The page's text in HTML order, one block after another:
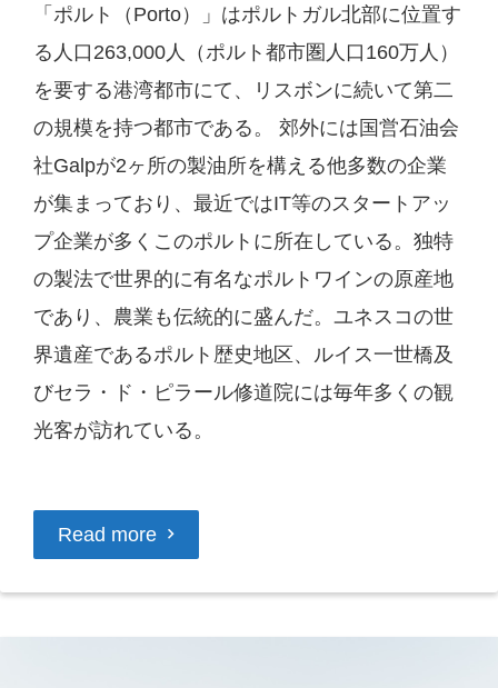
「ポルト（Porto）」はポルトガル北部に位置す
る人口263,000人（ポルト都市圏人口160万人）
を要する港湾都市にて、リスボンに続いて第二
の規模を持つ都市である。 郊外には国営石油会
社Galpが2ヶ所の製油所を構える他多数の企業
が集まっており、最近ではIT等のスタートアッ
プ企業が多くこのポルトに所在している。独特
の製法で世界的に有名なポルトワインの原産地
であり、農業も伝統的に盛んだ。ユネスコの世
界遺産であるポルト歴史地区、ルイス一世橋及
びセラ・ド・ピラール修道院には毎年多くの観
光客が訪れている。
Read more